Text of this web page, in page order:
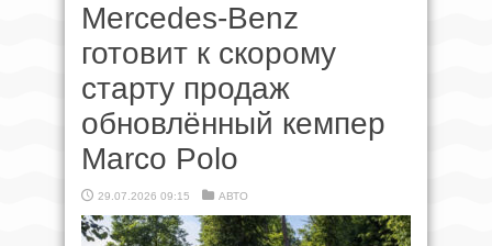
Mercedes-Benz
готовит к скорому
старту продаж
обновлённый кемпер
Marco Polo
29.07.2026 09:15 АВТО